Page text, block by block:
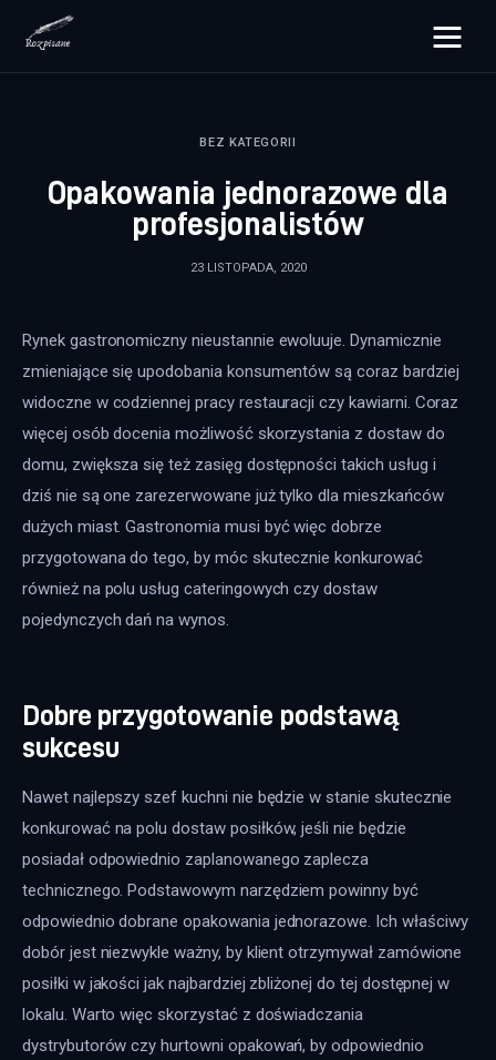
rozpisane.pl
Zdrowie
Więcej
BEZ KATEGORII
Opakowania jednorazowe dla
profesjonalistów
23 LISTOPADA, 2020
Rynek gastronomiczny nieustannie ewoluuje. Dynamicznie
zmieniające się upodobania konsumentów są coraz bardziej
widoczne w codziennej pracy restauracji czy kawiarni. Coraz
więcej osób docenia możliwość skorzystania z dostaw do
domu, zwiększa się też zasięg dostępności takich usług i
dziś nie są one zarezerwowane już tylko dla mieszkańców
dużych miast. Gastronomia musi być więc dobrze
przygotowana do tego, by móc skutecznie konkurować
również na polu usług cateringowych czy dostaw
pojedynczych dań na wynos.
Dobre przygotowanie podstawą
sukcesu
Nawet najlepszy szef kuchni nie będzie w stanie skutecznie
konkurować na polu dostaw posiłków, jeśli nie będzie
posiadał odpowiednio zaplanowanego zaplecza
technicznego. Podstawowym narzędziem powinny być
odpowiednio dobrane opakowania jednorazowe. Ich właściwy
dobór jest niezwykle ważny, by klient otrzymywał zamówione
posiłki w jakości jak najbardziej zbliżonej do tej dostępnej w
lokalu. Warto więc skorzystać z doświadczania
dystrybutorów czy hurtowni opakowań, by odpowiednio